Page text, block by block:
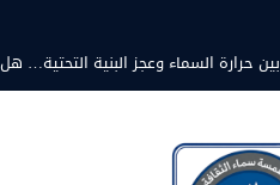
بين حرارة السماء وعجز البنية